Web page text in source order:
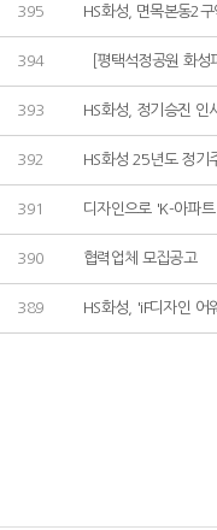
395 HS화성, 면목본동2
394 ［평택석정공원 화
393 HS화성, 정기승진 인
392 HS화성 25년도 정기
391 디자인으로 'K-아파
390 협력업체 모집공고
389 HS화성, 'iF디자인